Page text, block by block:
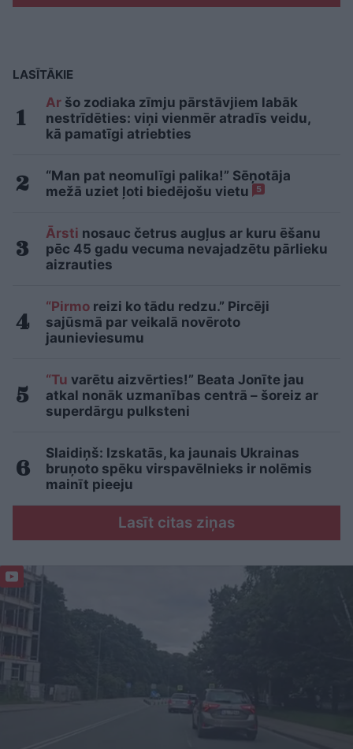
LASĪTĀKIE
Ar šo zodiaka zīmju pārstāvjiem labāk
nestrīdēties: viņi vienmēr atradīs veidu,
kā pamatīgi atriebties
“Man pat neomulīgi palika!” Sēņotāja
mežā uziet ļoti biedējošu vietu
5
Ārsti nosauc četrus augļus ar kuru ēšanu
pēc 45 gadu vecuma nevajadzētu pārlieku
aizrauties
“Pirmo reizi ko tādu redzu.” Pircēji
sajūsmā par veikalā novēroto
jaunieviesumu
“Tu varētu aizvērties!” Beata Jonīte jau
atkal nonāk uzmanības centrā – šoreiz ar
superdārgu pulksteni
Slaidiņš: Izskatās, ka jaunais Ukrainas
bruņoto spēku virspavēlnieks ir nolēmis
mainīt pieeju
Lasīt citas ziņas